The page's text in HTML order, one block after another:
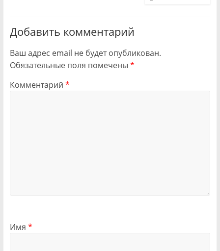
Добавить комментарий
Ваш адрес email не будет опубликован.
Обязательные поля помечены *
Комментарий *
Имя *